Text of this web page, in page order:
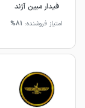
فیدار مبین آژند
امتیاز فروشنده: 81%